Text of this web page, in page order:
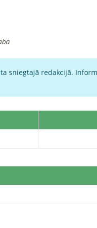
sniegtajā redakcijā.